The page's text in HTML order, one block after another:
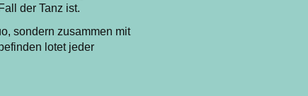
der Tanz ist.
sondern zusammen mit
lotet jeder